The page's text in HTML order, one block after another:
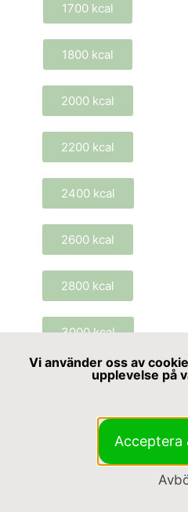
1700 kcal
1800 kcal
2000 kcal
2200 kcal
2400 kcal
2600 kcal
2800 kcal
3000 kcal
3200 kcal
Vi använder oss av
upplevelse på
Acceptera